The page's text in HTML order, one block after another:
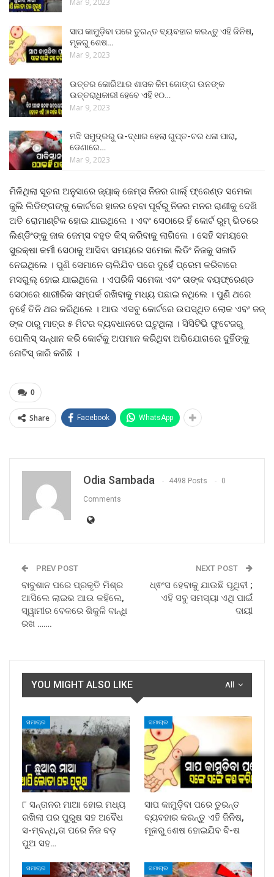
Mar 9, 2023
ସାପ କାମୁଡ଼ିବା ପରେ ତୁରନ୍ତ ବ୍ୟବହାର କରନ୍ତୁ ଏହି ଜିନିଷ,
ମୂଳରୁ ଶେଷ…
Mar 9, 2023
ଉତ୍ତର କୋରିଆର ଶାସକ କିମ ଜୋଙ୍ଗ ଉନଙ୍କ
ଉତ୍ତରାଧିକାରୀ ହେବେ ଏହି ୧୦…
Mar 9, 2023
ମଝି ସମୁଦ୍ରରୁ ଉ-ଦ୍ଧାର ହେଲା ଗୁପ୍ତ-ଚର ଧଳା ପାରା,
ଡେଣାରେ…
Mar 9, 2023
ମିଳିଥିଲା ସୂଚନା ଅନୁସାରେ ଜ୍ୟାକ୍ ଜେମ୍ସ ନିଜର ଗାର୍ଲ୍ ଫ୍ରେଣ୍ଡ ସମେକା
ଜୁଲି ଲିଡିଙ୍ଗଙ୍କୁ କୋର୍ଟରେ ହାଜର ହେବା ପୂର୍ବରୁ ନିଜର ମନର ରାଣୀକୁ ଦେଖି
ଅତି ରୋମାଣ୍ଟିକ ହୋଇ ଯାଇଥିଲେ । ଏବଂ ସେଠାରେ ହିଁ କୋର୍ଟ ରୁମ୍ ଭିତରେ
ଲିଣ୍ଡିଂଙ୍କୁ ଜାକ ଜେମ୍ସ ବହୁତ କିସ୍ କରିବାକୁ ଲାଗିଲେ । ସେହି ସମୟରେ
ସୁରକ୍ଷା କର୍ମୀ ସେଠାକୁ ଆସିବା ସମୟରେ ସମେକା ଲିଡିଂ ନିଜକୁ ସଜାଡି
ନେଇଥିଲେ । ପୁଣି ସେମାନେ ଚାଲିଯିବ ପରେ ଦୁହେଁ ପ୍ରେମ କରିବାରେ
ମସଗୁଲ୍ ହୋଇ ଯାଇଥିଲେ । ଏପରିକି ସମେକା ଏବଂ ତାଙ୍କ ବୟଫ୍ରେଣ୍ଡ
ସେଠାରେ ଶାରୀରିକ ସମ୍ପର୍କ ରଖିବାକୁ ମଧ୍ୟ ପଛାଇ ନଥିଲେ । ପୁଣି ଥରେ
ନୁହେଁ ତିନି ଥର କରିଥିଲେ । ଆଉ ଏସବୁ କୋର୍ଟରେ ଉପସ୍ଥିତ ଲୋକ ଏବଂ ଜଜ୍
ଙ୍କ ଠାରୁ ମାତ୍ର ୫ ମିଟର ବ୍ୟବଧାନରେ ଘଟୁଥିଲା । ସିସିଟିଭି ଫୁଟେଜରୁ
ପୋଲିସ୍ ସନ୍ଧାନ କରି କୋର୍ଟକୁ ଅପମାନ କରିଥିବା ଅଭିଯୋଗରେ ଦୁହିଁଙ୍କୁ
ନୋଟିସ୍ ଜାରି କରିଛି ।
0
Share Facebook WhatsApp
Odia Sambada 4498 Posts 0
Comments
PREV POST
ବାବୁଶାନ ପରେ ପ୍ରକୃତି ମିଶ୍ର
ଆସିଲେ ଲାଇଭ ଆଉ କହିଲେ,
ସ୍ୱାମୀର ବେକରେ ଶିକୁଳି ବାନ୍ଧି
ରଖ …….
NEXT POST
ଧ୍ଵଂସ ହେବାକୁ ଯାଉଛି ପୃଥିବୀ ;
ଏହି ସବୁ ସମସ୍ୟା ଏଥି ପାଇଁ
ଦାୟୀ
All
YOU MIGHT ALSO LIKE
ସମାଚାର
୮ ସନ୍ତାନର ମାଆ ହୋଇ ମଧ୍ୟ
ରଖିଲା ପର ପୁରୁଷ ସହ ଅବୈଧ
ସ-ମ୍ବନ୍ଧ,ତା ପରେ ନିଜ ବଡ଼
ପୁଅ ସହ…
ସମାଚାର
ସାପ କାମୁଡ଼ିବା ପରେ ତୁରନ୍ତ
ବ୍ୟବହାର କରନ୍ତୁ ଏହି ଜିନିଷ,
ମୂଳରୁ ଶେଷ ହୋଇଯିବ ବି-ଷ
ସମାଚାର ସମାଚାର